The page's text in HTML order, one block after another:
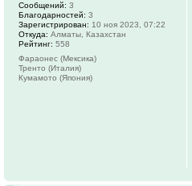
Сообщений: 3
Благодарностей: 3
Зарегистрирован: 10 ноя 2023, 07:22
Откуда: Алматы, Казахстан
Рейтинг: 558
Фараонес (Мексика)
Тренто (Италия)
Кумамото (Япония)